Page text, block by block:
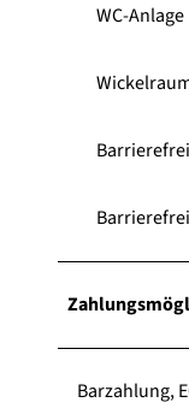
WC-Anlage
Barzahlung,